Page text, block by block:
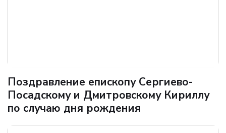
Поздравление епископу Сергиево-
Посадскому и Дмитровскому Кириллу
по случаю дня рождения